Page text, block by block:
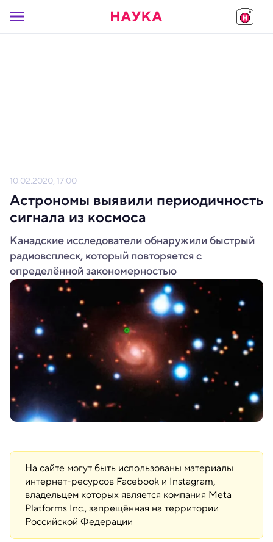
10.02.2020, 17:00
Астрономы выявили периодичность
сигнала из космоса
Канадские исследователи обнаружили быстрый
радиовсплеск, который повторяется с
определённой закономерностью
На сайте могут быть использованы материалы
интернет-ресурсов Facebook и Instagram,
владельцем которых является компания Meta
Platforms Inc., запрещённая на территории
Российской Федерации